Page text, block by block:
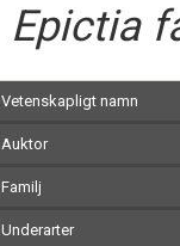
Epictia
Vetenskapligt namn
Auktor
Familj
Underarter
Lösenord:
Terms of